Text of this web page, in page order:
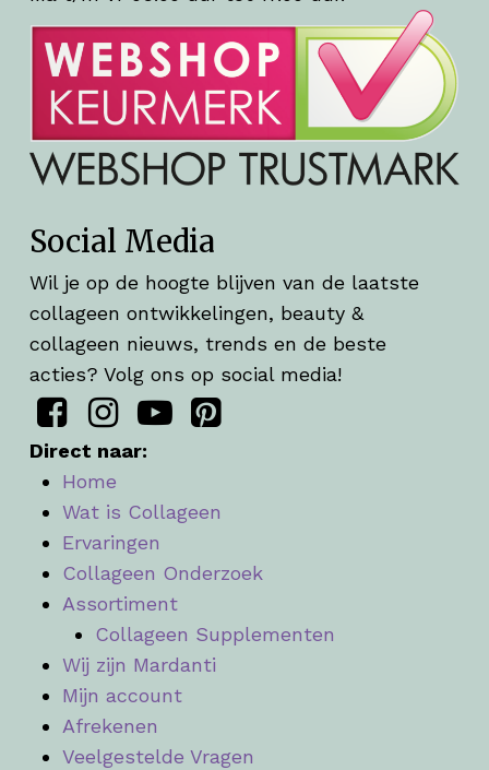
Social Media
Wil je op de hoogte blijven van de laatste
collageen ontwikkelingen, beauty &
collageen nieuws, trends en de beste
acties? Volg ons op social media!
Direct naar:
Home
Wat is Collageen
Ervaringen
Collageen Onderzoek
Assortiment
Collageen Supplementen
Wij zijn Mardanti
Mijn account
Afrekenen
Veelgestelde Vragen